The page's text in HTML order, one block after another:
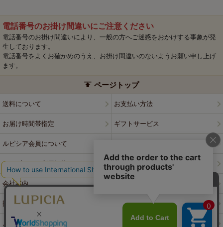
電話番号のお掛け間違いにご注意ください
電話番号のお掛け間違いにより、一般の方へご迷惑をおかけする事象が発
生しております。
電話番号をよくお確かめのうえ、お掛け間違いのないようお願い申し上げ
ます。
ページトップ
送料について お支払い方法
お届け時間帯指定 ギフトサービス
ルピシア会員について
ウェブサイト利用規約 特定商取引法に基づく表記
会社案内
採用情報 ルピシアブランド
よくある質問